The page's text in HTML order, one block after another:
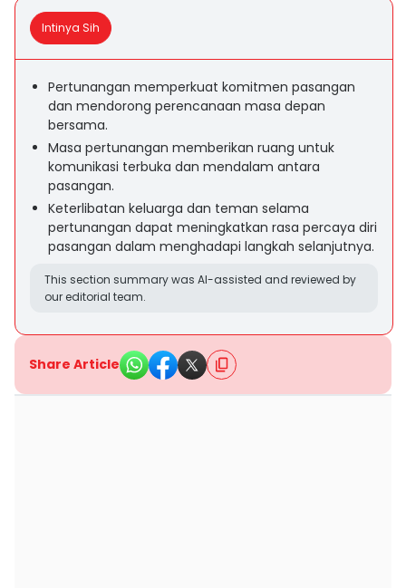
Intinya Sih
Pertunangan memperkuat komitmen pasangan
dan mendorong perencanaan masa depan
bersama.
Masa pertunangan memberikan ruang untuk
komunikasi terbuka dan mendalam antara
pasangan.
Keterlibatan keluarga dan teman selama
pertunangan dapat meningkatkan rasa percaya diri
pasangan dalam menghadapi langkah selanjutnya.
This section summary was AI-assisted and reviewed by
our editorial team.
Share Article